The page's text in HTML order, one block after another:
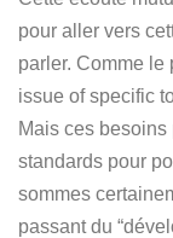
pour aller vers
parler. Comme le
issue of specific
Mais ces
standards pour
sommes
passant du